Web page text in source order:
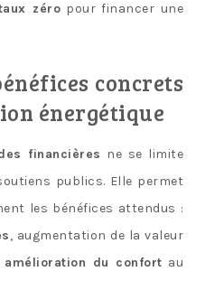
zéro pour financer une
concrets
énergétique
financières ne se limite
publics. Elle permet
les bénéfices attendus :
, augmentation de la valeur
amélioration du confort au